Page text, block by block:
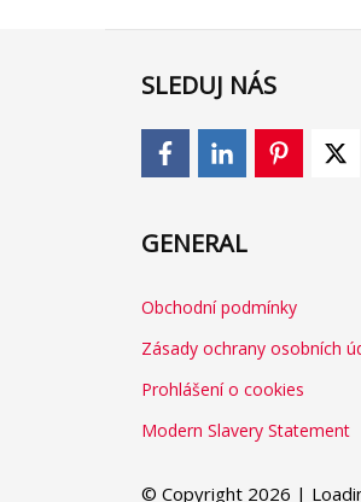
SLEDUJ NÁS
GENERAL
Obchodní podmínky
Zásady ochrany osobních
Prohlášení o cookies
Modern Slavery Statement
© Copyright 2026 |